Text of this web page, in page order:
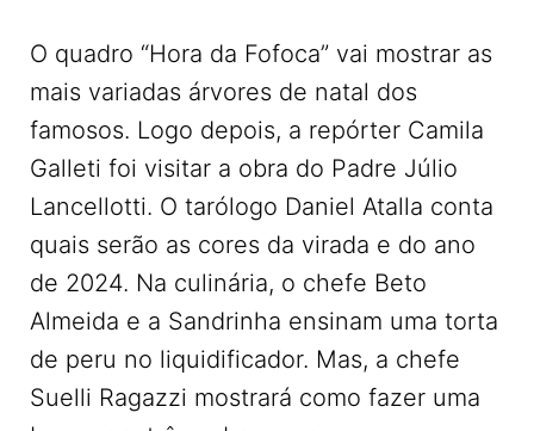
O quadro “Hora da Fofoca” vai mostrar as
mais variadas árvores de natal dos
famosos. Logo depois, a repórter Camila
Galleti foi visitar a obra do Padre Júlio
Lancellotti. O tarólogo Daniel Atalla conta
quais serão as cores da virada e do ano
de 2024. Na culinária, o chefe Beto
Almeida e a Sandrinha ensinam uma torta
de peru no liquidificador. Mas, a chefe
Suelli Ragazzi mostrará como fazer uma